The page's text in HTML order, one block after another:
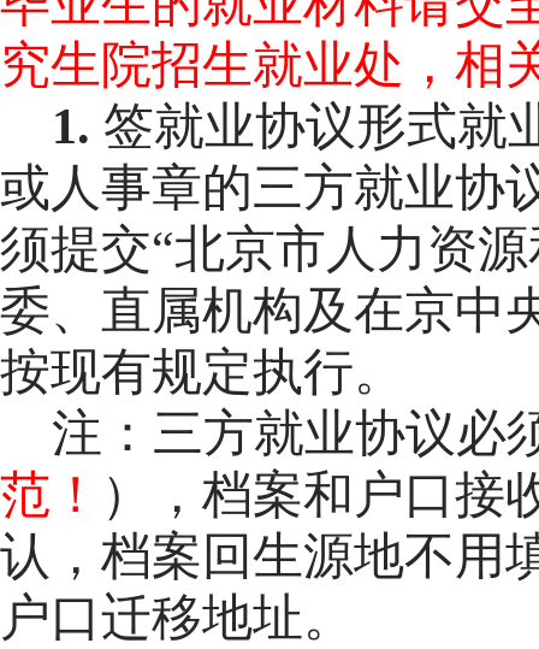
究生院招生就业处，相
1. 签就业协议形式就
或人事章的三方就业协
须提交“北京市人力资
委、直属机构及在京中
按现有规定执行。
注：三方就业协议必
范！ ），档案和户口接
认，档案回生源地不用
户口迁移地址。